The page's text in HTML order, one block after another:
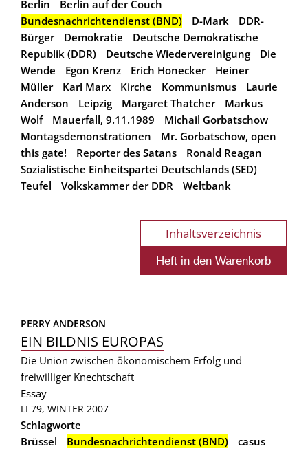
Berlin
Berlin auf der Couch
Bundesnachrichtendienst (BND)
D-Mark
DDR-
Bürger
Demokratie
Deutsche Demokratische
Republik (DDR)
Deutsche Wiedervereinigung
Die
Wende
Egon Krenz Erich Honecker
Heiner
Müller
Karl Marx Kirche Kommunismus
Laurie
Anderson
Leipzig Margaret Thatcher
Markus
Wolf
Mauerfall, 9.11.1989
Michail Gorbatschow
Montagsdemonstrationen
Mr. Gorbatschow, open
this gate!
Reporter des Satans
Ronald Reagan
Sozialistische Einheitspartei Deutschlands (SED)
Teufel
Volkskammer der DDR Weltbank
Inhaltsverzeichnis
PERRY ANDERSON
EIN BILDNIS EUROPAS
Die Union zwischen ökonomischem Erfolg und
freiwilliger Knechtschaft
Essay
LI 79, WINTER 2007
Schlagworte
Brüssel
Bundesnachrichtendienst (BND)
casus